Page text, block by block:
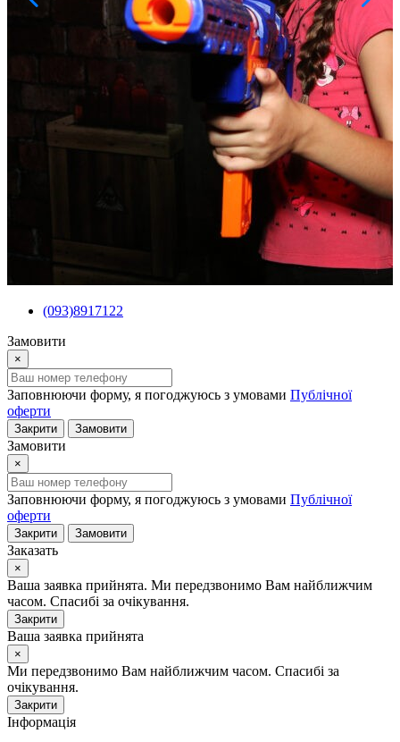
(093)8917122
Замовити
×
Заповнюючи форму, я погоджуюсь з умовами Публічної
оферти
Закрити Замовити
Замовити
×
Заповнюючи форму, я погоджуюсь з умовами Публічної
оферти
Закрити Замовити
Заказать
×
Ваша заявка прийнята. Ми передзвонимо Вам найближчим
часом. Спасибі за очікування.
Закрити
Ваша заявка прийнята
×
Ми передзвонимо Вам найближчим часом. Спасибі за
очікування.
Закрити
Інформація